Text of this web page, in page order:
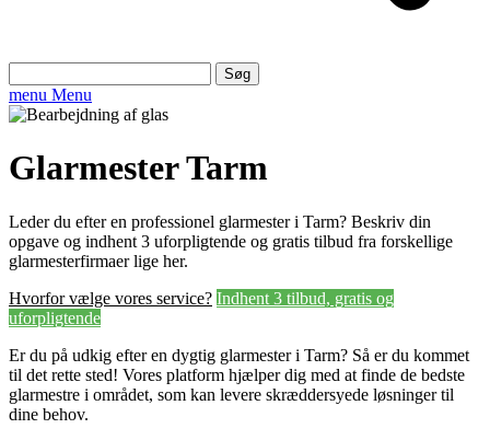
efter:
menu Menu
Glarmester Tarm
Leder du efter en professionel glarmester i Tarm? Beskriv din
opgave og indhent 3 uforpligtende og gratis tilbud fra forskellige
glarmesterfirmaer lige her.
Hvorfor vælge vores service? Indhent 3 tilbud, gratis og
uforpligtende
Er du på udkig efter en dygtig glarmester i Tarm? Så er du kommet
til det rette sted! Vores platform hjælper dig med at finde de bedste
glarmestre i området, som kan levere skræddersyede løsninger til
dine behov.